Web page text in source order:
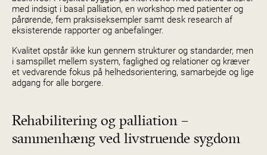
med indsigt i basal palliation, en workshop med patienter og
pårørende, fem praksiseksempler samt desk research af
eksisterende rapporter og anbefalinger.
Kvalitet opstår ikke kun gennem strukturer og standarder, men
i samspillet mellem system, faglighed og relationer og kræver
et vedvarende fokus på helhedsorientering, samarbejde og lige
adgang for alle borgere.
Rehabilitering og palliation –
sammenhæng ved livstruende sygdom